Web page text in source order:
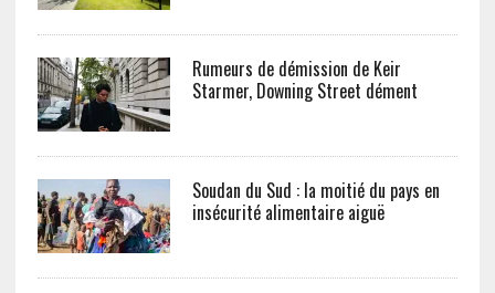
Rumeurs de démission de Keir
Starmer, Downing Street dément
Soudan du Sud : la moitié du pays en
insécurité alimentaire aiguë